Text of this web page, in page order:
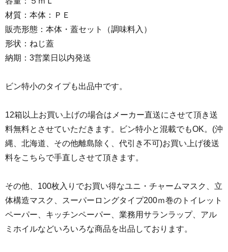
材質：本体：ＰＥ
販売形態：本体・蓋セット（調味料入）
形状：ねじ蓋
納期：3営業日以内発送
ビン特小のタイプも出品中です。
12箱以上お買い上げの場合はメーカー直送にさせて頂き送
料無料とさせていただきます。ビン特小と混載でもOK。(沖
縄、北海道、その他離島除く、代引き不可)お買い上げ後送
料をこちらで手直しさせて頂きます。
その他、100枚入りでお買い得なユニ・チャームマスク、立
体構造マスク、スーパーロングタイプ200ｍ巻のトイレット
ペーパー、キッチンペーパー、業務用サランラップ、アル
ミホイルなどいろいろな商品を出品しております。